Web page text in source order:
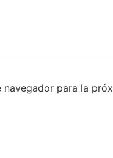
para la